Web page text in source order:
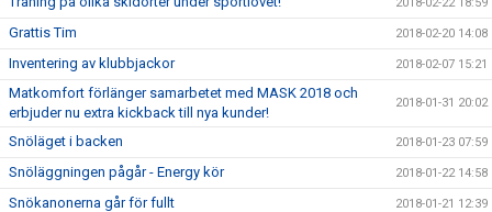
Grattis Tim 2018-02-20 14:08
Inventering av klubbjackor 2018-02-07 15:21
Matkomfort förlänger samarbetet med MASK 2018 och
erbjuder nu extra kickback till nya kunder!
2018-01-31 20:02
Snöläget i backen 2018-01-23 07:59
Snöläggningen pågår - Energy kör 2018-01-22 14:58
Snökanonerna går för fullt 2018-01-21 12:39